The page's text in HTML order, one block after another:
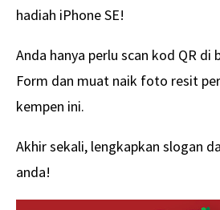
hadiah iPhone SE!
Anda hanya perlu scan kod QR di
Form dan muat naik foto resit
kempen ini.
Akhir sekali, lengkapkan slogan
anda!